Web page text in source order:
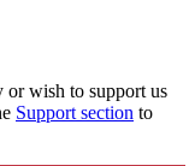
wish to support us
Support section to